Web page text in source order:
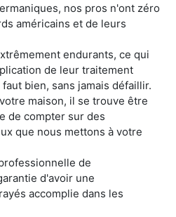
nos pros n'ont zéro
américains et de leurs
endurants, ce qui
de leur traitement
bien, sans jamais défaillir.
maison, il se trouve être
de compter sur des
que nous mettons à votre
de
d'avoir une
accomplie dans les